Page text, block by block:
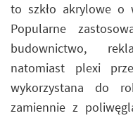
to szkło akrylowe o
Popularne
budownictwo,
natomiast plexi
wykorzystana do
zamiennie z